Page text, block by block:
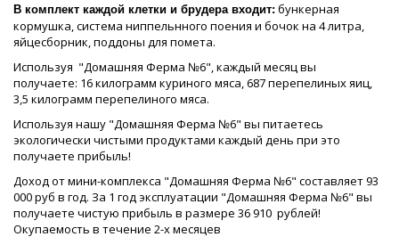
В комплект каждой клетки и брудера входит: бункерная
кормушка, система ниппельнного поения и бочок на 4 литра,
яйцесборник, поддоны для помета.
Используя "Домашняя Ферма №6", каждый месяц вы
получаете: 16 килограмм куриного мяса, 687 перепелиных яиц,
3,5 килограмм перепелиного мяса.
Используя нашу "Домашняя Ферма №6" вы питаетесь
экологически чистыми продуктами каждый день при это
получаете прибыль!
Доход от мини-комплекса "Домашняя Ферма №6" составляет 93
000 руб в год. За 1 год эксплуатации "Домашняя Ферма №6" вы
получаете чистую прибыль в размере 36 910 рублей!
Окупаемость в течение 2-х месяцев